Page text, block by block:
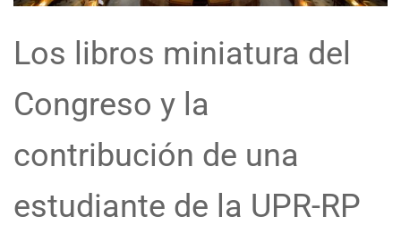
Los libros miniatura del
Congreso y la
contribución de una
estudiante de la UPR-RP